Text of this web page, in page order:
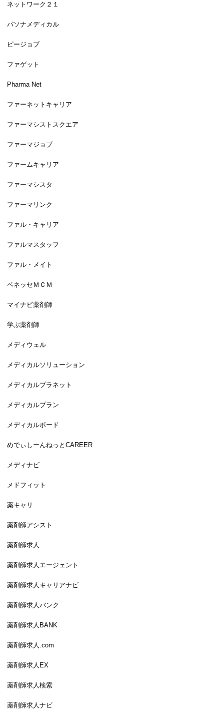
ネットワーク２１
パソナメディカル
ピージョブ
ファゲット
Pharma Net
ファーネットキャリア
ファーマシストスクエア
ファーマジョブ
ファームキャリア
ファーマシスタ
ファーマリンク
ファル・キャリア
ファルマスタッフ
ファル・メイト
ベネッセＭＣＭ
マイナビ薬剤師
学ぶ薬剤師
メディウェル
メディカルソリューション
メディカルプラネット
メディカルプラン
メディカルボード
めでぃしーんねっとCAREER
メディナビ
メドフィット
薬キャリ
薬剤師アシスト
薬剤師求人
薬剤師求人エージェント
薬剤師求人キャリアナビ
薬剤師求人バンク
薬剤師求人BANK
薬剤師求人.com
薬剤師求人EX
薬剤師求人検索
薬剤師求人ナビ